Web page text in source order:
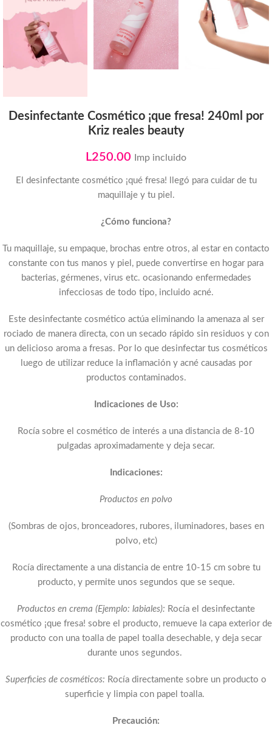
Desinfectante Cosmético ¡que fresa! 240ml por
Kriz reales beauty
L250.00 Imp incluido
El desinfectante cosmético ¡qué fresa! llegó para cuidar de tu
maquillaje y tu piel.
¿Cómo funciona?
Tu maquillaje, su empaque, brochas entre otros, al estar en contacto
constante con tus manos y piel, puede convertirse en hogar para
bacterias, gérmenes, virus etc. ocasionando enfermedades
infecciosas de todo tipo, incluido acné.
Este desinfectante cosmético actúa eliminando la amenaza al ser
rociado de manera directa, con un secado rápido sin residuos y con
un delicioso aroma a fresas. Por lo que desinfectar tus cosméticos
luego de utilizar reduce la inflamación y acné causadas por
productos contaminados.
Indicaciones de Uso:
Rocía sobre el cosmético de interés a una distancia de 8-10
pulgadas aproximadamente y deja secar.
Indicaciones:
Productos en polvo
(Sombras de ojos, bronceadores, rubores, iluminadores, bases en
polvo, etc)
Rocía directamente a una distancia de entre 10-15 cm sobre tu
producto, y permite unos segundos que se seque.
Productos en crema (Ejemplo: labiales): Rocía el desinfectante
cosmético ¡que fresa! sobre el producto, remueve la capa exterior de
producto con una toalla de papel toalla desechable, y deja secar
durante unos segundos.
Superficies de cosméticos: Rocía directamente sobre un producto o
superficie y limpia con papel toalla.
Precaución: